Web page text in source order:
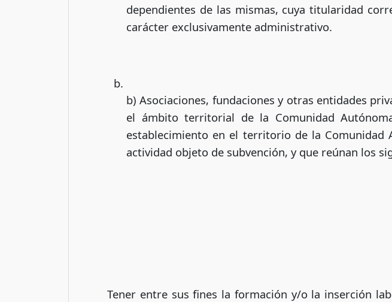
dependientes de las mismas, cuya titularidad
carácter exclusivamente administrativo.
b) Asociaciones, fundaciones y otras entidades
el ámbito territorial de la Comunidad
establecimiento en el territorio de la
actividad objeto de subvención, y que reúnan los
Tener entre sus fines la formación y/o la inserción